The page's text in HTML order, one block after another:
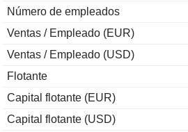
Número de empleados
Ventas / Empleado (EUR)
Ventas / Empleado (USD)
Flotante
Capital flotante (EUR)
Capital flotante (USD)
+39,49 %
+0,35 %